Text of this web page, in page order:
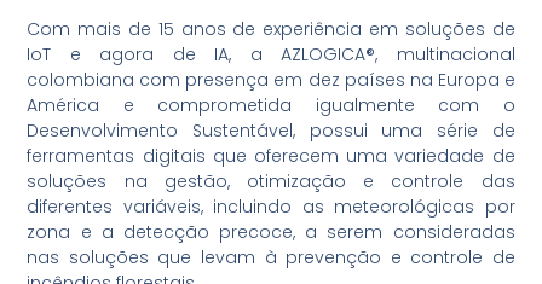
Com mais de 15 anos de experiência em soluções de
IoT e agora de IA, a AZLOGICA®, multinacional
colombiana com presença em dez países na Europa e
América e comprometida igualmente com o
Desenvolvimento Sustentável, possui uma série de
ferramentas digitais que oferecem uma variedade de
soluções na gestão, otimização e controle das
diferentes variáveis, incluindo as meteorológicas por
zona e a detecção precoce, a serem consideradas
nas soluções que levam à prevenção e controle de